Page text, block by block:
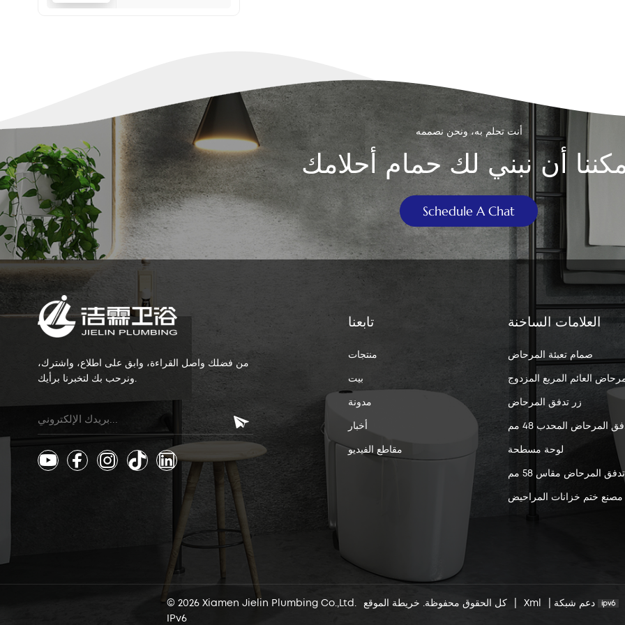
أنت تحلم به، ونحن نصممه
أن نبني لك حمام أحلامك
Schedule A Chat
من فضلك واصل القراءة، وابق على اطلاع، واشترك،
تابعنا
منتجات
بيت
مدونة
أخبار
مقاطع الفيديو
العلامات الساخنة
صمام تعبئة المرحاض
العائم المربع المزدوج
زر تدفق المرحاض
المرحاض المحدب 48 مم
لوحة مسطحة
المرحاض مقاس 58 مم
مصنع ختم خزانات المراحيض
© 2026 Xiamen Jielin Plumbing Co.,Ltd. كل الحقوق محفوظة. Xml
دعم شبكة
IPv6